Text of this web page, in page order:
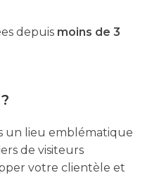
depuis moins de 3
un lieu emblématique
de visiteurs
votre clientèle et